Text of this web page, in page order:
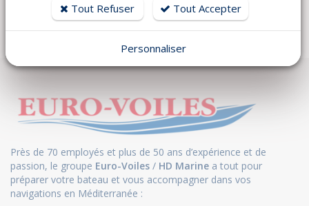
Près de 70 employés et plus de 50 ans d’expérience et de
passion, le groupe Euro-Voiles / HD Marine a tout pour
préparer votre bateau et vous accompagner dans vos
navigations en Méditerranée :
Tout Refuser Tout Accepter
Personnaliser